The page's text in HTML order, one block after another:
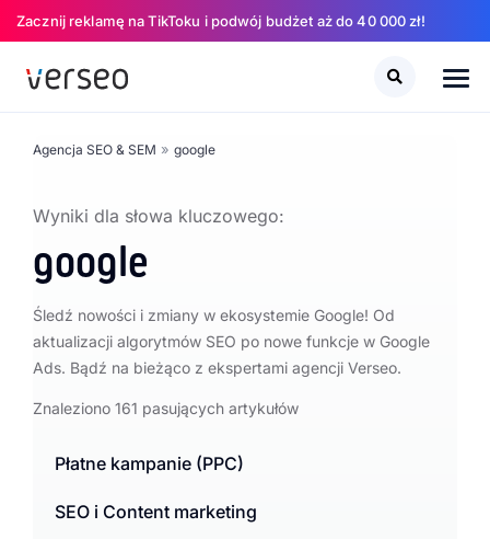
Zacznij reklamę na TikToku i podwój budżet aż do 40 000 zł!
Agencja SEO & SEM » google
Wyniki dla słowa kluczowego:
google
Śledź nowości i zmiany w ekosystemie Google! Od
aktualizacji algorytmów SEO po nowe funkcje w Google
Ads. Bądź na bieżąco z ekspertami agencji Verseo.
Znaleziono 161 pasujących artykułów
Szukaj Szukaj
Płatne kampanie (PPC)
SEO i Content marketing